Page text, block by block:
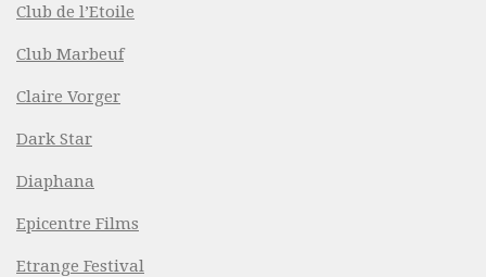
Club de l’Etoile
Club Marbeuf
Claire Vorger
Dark Star
Diaphana
Epicentre Films
Etrange Festival